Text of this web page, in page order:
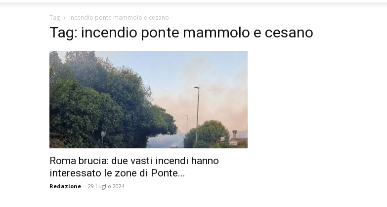
Tag Incendio ponte mammolo e cesano
Tag: incendio ponte mammolo e cesano
Roma brucia: due vasti incendi hanno
interessato le zone di Ponte...
Redazione - 29 Luglio 2024